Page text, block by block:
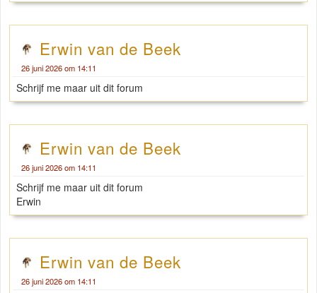
Erwin van de Beek
26 juni 2026 om 14:11
Schrijf me maar uit dit forum
Erwin van de Beek
26 juni 2026 om 14:11
Schrijf me maar uit dit forum
Erwin
Erwin van de Beek
26 juni 2026 om 14:11